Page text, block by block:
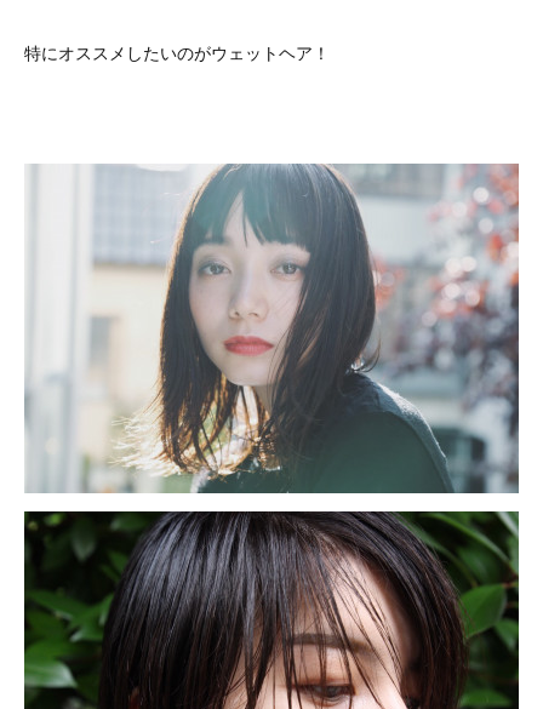
特にオススメしたいのがウェットヘア！